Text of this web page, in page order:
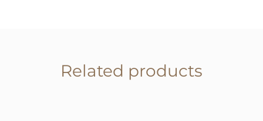
Related products